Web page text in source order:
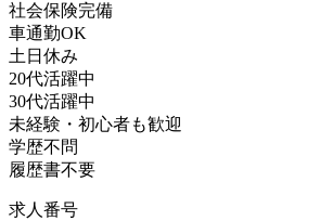
社会保険完備
車通勤OK
土日休み
20代活躍中
30代活躍中
未経験・初心者も歓迎
学歴不問
履歴書不要
求人番号